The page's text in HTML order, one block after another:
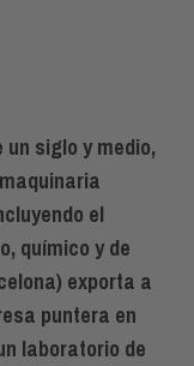
siglo y medio,
el
químico y de
exporta a
puntera en
laboratorio de